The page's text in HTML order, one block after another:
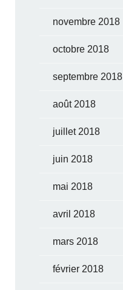
novembre 2018
octobre 2018
septembre 2018
août 2018
juillet 2018
juin 2018
mai 2018
avril 2018
mars 2018
février 2018